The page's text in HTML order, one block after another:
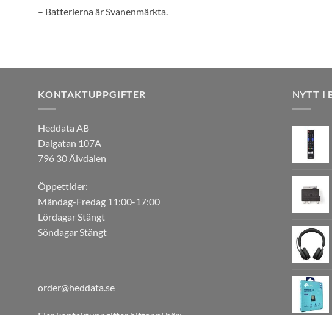
– Batterierna är Svanenmärkta.
KONTAKTUPPGIFTER
Heddata AB
Dalgatan 107A
796 30 Älvdalen
Öppettider:
Måndag-Fredag 11:00-17:00
Lördagar Stängt
Söndagar Stängt
order@heddata.se
NYTT I